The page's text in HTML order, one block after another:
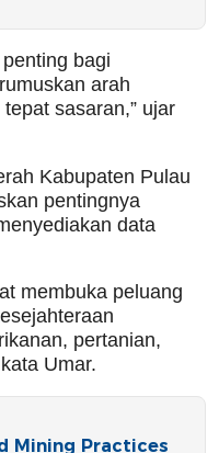
bagi
arah
sasaran,” ujar
Kabupaten Pulau
pentingnya
data
membuka peluang
pertanian,
Umar.
Mining Practices